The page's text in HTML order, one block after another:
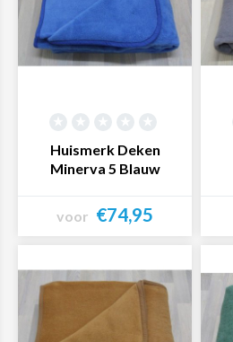
Huismerk Deken
Minerva 5 Blauw
voor €74,95